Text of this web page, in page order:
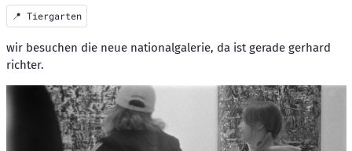
📍 Tiergarten
wir besuchen die neue nationalgalerie, da ist gerade gerhard
richter.